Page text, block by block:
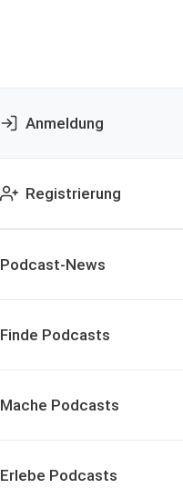
Anmeldung
Registrierung
Podcast-News
Finde Podcasts
Mache Podcasts
Erlebe Podcasts